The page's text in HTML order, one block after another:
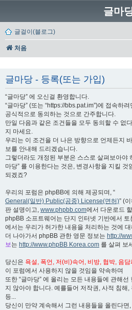
글마
글걸이(블로그)
처음
글마당 - 등록(또는 가입)
“글마당” 에 오신걸 환영합니다.
“글마당” (또는 “https://bbs.pat.im”)에 접속하
공식적으로 동의하는 것으로 간주합니다.
만일 다음과 같은 조건들을 모두 동의할 수 없
지 마세요.
우리는 이 조건을 더 나은 방향으로 언제든지
보를 안내해 드리겠습니다.
그렇더라도 개정된 부분은 스스로 살펴보아야
마당” 를 이용한다는 것은, 변경사항을 지킬
되겠죠?
우리의 포럼은 phpBB에 의해 제공되며, “
General(일반) Public(공중) License(면허)” (
판 설명이고, www.phpbb.com에서 다운로드
phpBB 소프트웨어는 단지 인터넷 기반에서
에서는 우리가 허가한 내용을 처리하는 것에
더 나아가서 phpBB 관한 영문 정보는 http://
보는 http://www.phpBB Korea.com 를 살펴 보
당신은 욕설, 폭언, 저(비)속어, 비방, 협박, 음담
이 포럼에서 사용하지 않을 것임을 약속하며
또한 “글마당” 에 올리는 모든 내용들에 관해
지 않아야 합니다. 예를들어 저작권, 사적 침해
등...
당신이 만약 계속해서 그런 내용들을 올린다면